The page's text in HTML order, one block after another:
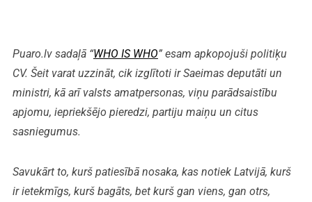
Puaro.lv sadaļā “WHO IS WHO” esam apkopojuši politiķu
CV. Šeit varat uzzināt, cik izglītoti ir Saeimas deputāti un
ministri, kā arī valsts amatpersonas, viņu parādsaistību
apjomu, iepriekšējo pieredzi, partiju maiņu un citus
sasniegumus.
Savukārt to, kurš patiesībā nosaka, kas notiek Latvijā, kurš
ir ietekmīgs, kurš bagāts, bet kurš gan viens, gan otrs,